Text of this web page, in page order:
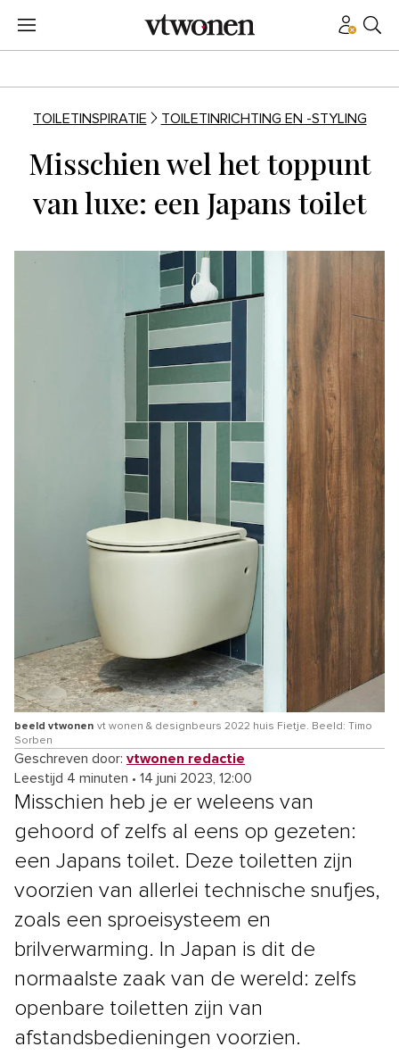
TOILETINSPIRATIE TOILETINRICHTING EN -STYLING
Misschien wel het toppunt
van luxe: een Japans toilet
beeld vtwonen vt wonen & designbeurs 2022 huis Fietje. Beeld: Timo
Sorben
Geschreven door: vtwonen redactie
Leestijd 4 minuten • 14 juni 2023, 12:00
Misschien heb je er weleens van
gehoord of zelfs al eens op gezeten:
een Japans toilet. Deze toiletten zijn
voorzien van allerlei technische snufjes,
zoals een sproeisysteem en
brilverwarming. In Japan is dit de
normaalste zaak van de wereld: zelfs
openbare toiletten zijn van
afstandsbedieningen voorzien.